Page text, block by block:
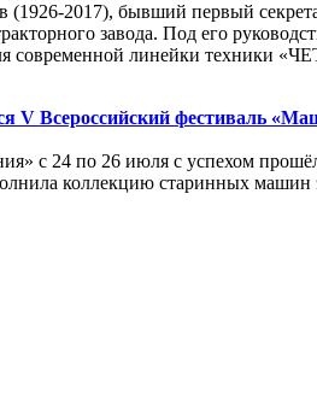
(1926-2017), бывший первый
завода. Под его
современной линейки техники
V Всероссийский фестиваль
с 24 по 26 июля с успехом
коллекцию старинных машин